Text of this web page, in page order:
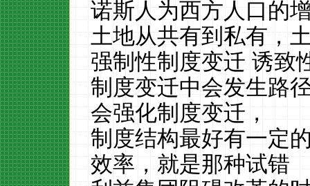
诺斯人为西方人口的
土地从共有到私有，
强制性制度变迁 诱致
制度变迁中会发生路
会强化制度变迁，
制度结构最好有一定
效率，就是那种试错